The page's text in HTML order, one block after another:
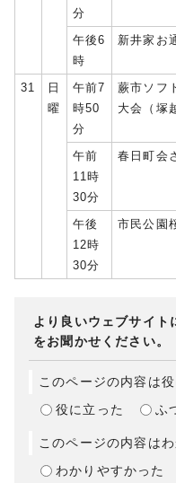
分
午後6
時
新井家お
31
日
曜
午前7
時50
分
蕨市ソフ
大会（塚
午前
11時
30分
春日町会
午後
12時
30分
市民公園
より良いウェブサイト
をお聞かせください。
このページの内容は
役に立った
ふ
このページの内容は
わかりやすかった